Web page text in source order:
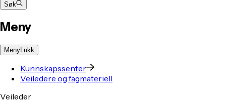
Søk
Meny
MenyLukk
Kunnskapssenter
Veiledere og fagmateriell
Veileder